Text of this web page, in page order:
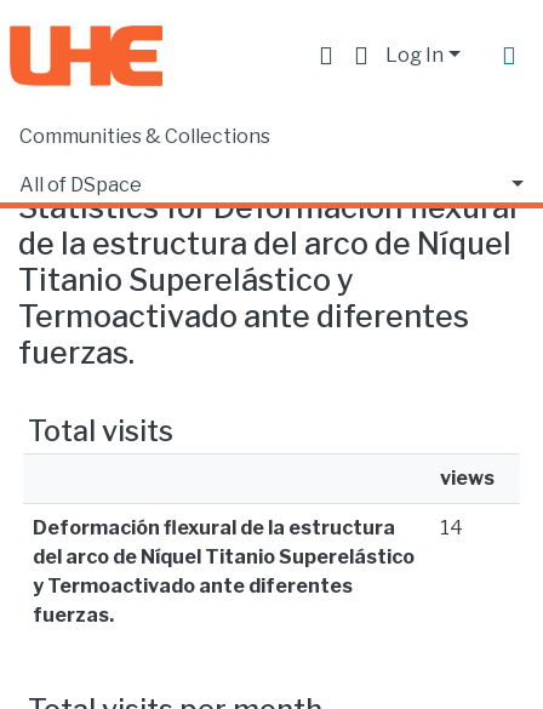
Log In
Communities & Collections
All of DSpace
Home Statistics
Statistics for Deformación flexural
de la estructura del arco de Níquel
Titanio Superelástico y
Termoactivado ante diferentes
fuerzas.
Total visits
views
Deformación flexural de la estructura
del arco de Níquel Titanio Superelástico
y Termoactivado ante diferentes
fuerzas.
14